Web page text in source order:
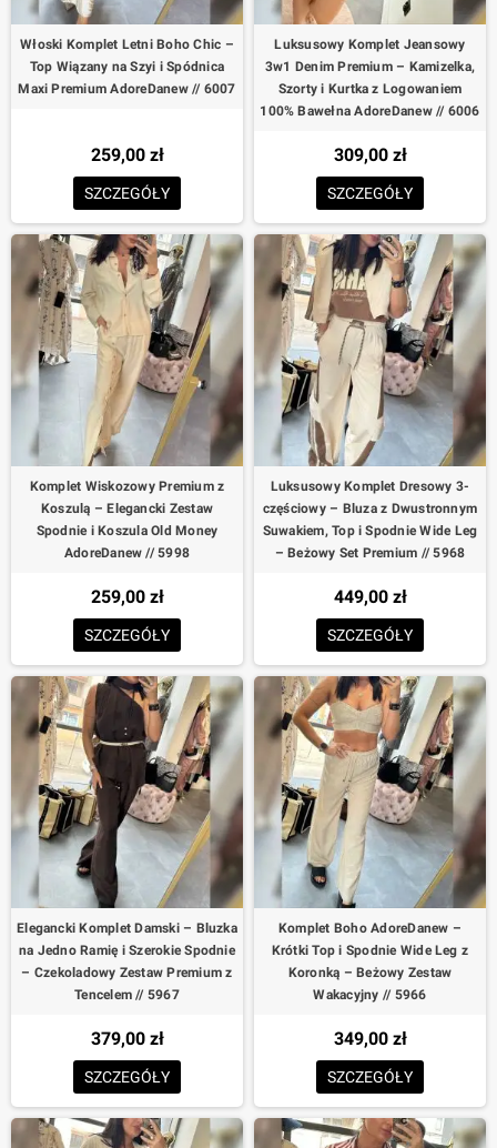
Włoski Komplet Letni Boho Chic –
Top Wiązany na Szyi i Spódnica
Maxi Premium AdoreDanew // 6007
259,00 zł
SZCZEGÓŁY
Luksusowy Komplet Jeansowy
3w1 Denim Premium – Kamizelka,
Szorty i Kurtka z Logowaniem
100% Bawełna AdoreDanew // 6006
309,00 zł
SZCZEGÓŁY
Komplet Wiskozowy Premium z
Koszulą – Elegancki Zestaw
Spodnie i Koszula Old Money
AdoreDanew // 5998
259,00 zł
SZCZEGÓŁY
Luksusowy Komplet Dresowy 3-
częściowy – Bluza z Dwustronnym
Suwakiem, Top i Spodnie Wide Leg
– Beżowy Set Premium // 5968
449,00 zł
SZCZEGÓŁY
Elegancki Komplet Damski – Bluzka
na Jedno Ramię i Szerokie Spodnie
– Czekoladowy Zestaw Premium z
Tencelem // 5967
379,00 zł
SZCZEGÓŁY
Komplet Boho AdoreDanew –
Krótki Top i Spodnie Wide Leg z
Koronką – Beżowy Zestaw
Wakacyjny // 5966
349,00 zł
SZCZEGÓŁY